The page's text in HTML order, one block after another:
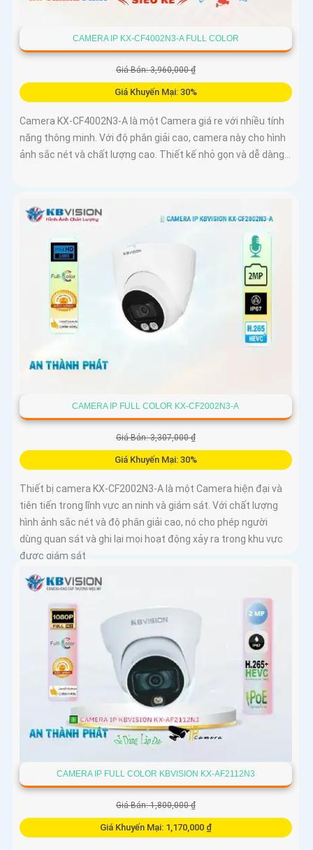
CAMERA IP KX-CF4002N3-A FULL COLOR
Giá Bán: 3,960,000 ₫
Giá Khuyến Mại: 30%
Camera KX-CF4002N3-A là một Camera giá re với nhiều tính
năng thông minh. Với độ phân giải cao, camera này cho hình
ảnh sắc nét và chất lượng cao. Thiết kế nhỏ gọn và dễ dàng...
CAMERA IP FULL COLOR KX-CF2002N3-A
Giá Bán: 3,307,000 ₫
Giá Khuyến Mại: 30%
Thiết bị camera KX-CF2002N3-A là một Camera hiện đại và
tiên tiến trong lĩnh vực an ninh và giám sát. Với chất lượng
hình ảnh sắc nét và độ phân giải cao, nó cho phép người
dùng quan sát và ghi lại mọi hoạt động xảy ra trong khu vực
được giám sát
CAMERA IP FULL COLOR KBVISION KX-AF2112N3
Giá Bán: 1,800,000 ₫
Giá Khuyến Mại: 1,170,000 ₫